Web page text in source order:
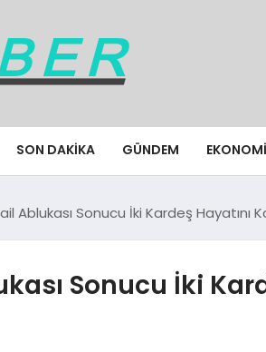
SON DAKIKA GÜNDEM EKONOMI
Ablukası Sonucu İki Kardeş Hayatını
Sonucu İki